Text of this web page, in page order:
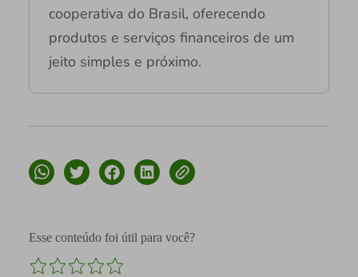
cooperativa do Brasil, oferecendo
produtos e serviços financeiros de um
jeito simples e próximo.
Esse conteúdo foi útil para você?